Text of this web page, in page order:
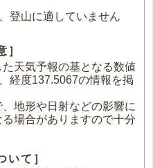
登山に適していません
］
天気予報の基となる数値
経度137.5067の情報を掲
地形や日射などの影響に
場合がありますので十分
いて］